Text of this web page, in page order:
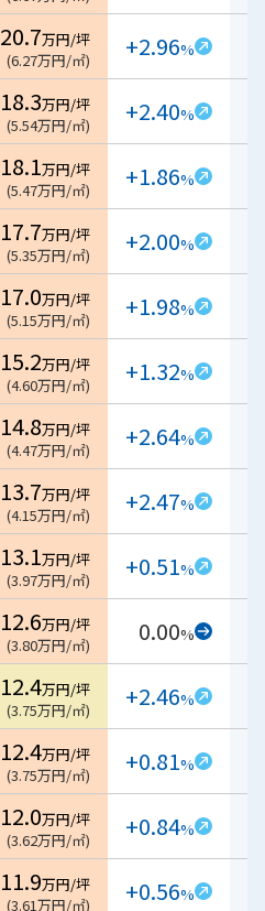
20.7万円/坪
(6.27万円/㎡) +2.96%
18.3万円/坪
(5.54万円/㎡) +2.40%
18.1万円/坪
(5.47万円/㎡) +1.86%
17.7万円/坪
(5.35万円/㎡) +2.00%
17.0万円/坪
(5.15万円/㎡) +1.98%
15.2万円/坪
(4.60万円/㎡) +1.32%
14.8万円/坪
(4.47万円/㎡) +2.64%
13.7万円/坪
(4.15万円/㎡) +2.47%
13.1万円/坪
(3.97万円/㎡) +0.51%
12.6万円/坪
(3.80万円/㎡) 0.00%
12.4万円/坪
(3.75万円/㎡) +2.46%
12.4万円/坪
(3.75万円/㎡) +0.81%
12.0万円/坪
(3.62万円/㎡) +0.84%
11.9万円/坪
(3.61万円/㎡) +0.56%